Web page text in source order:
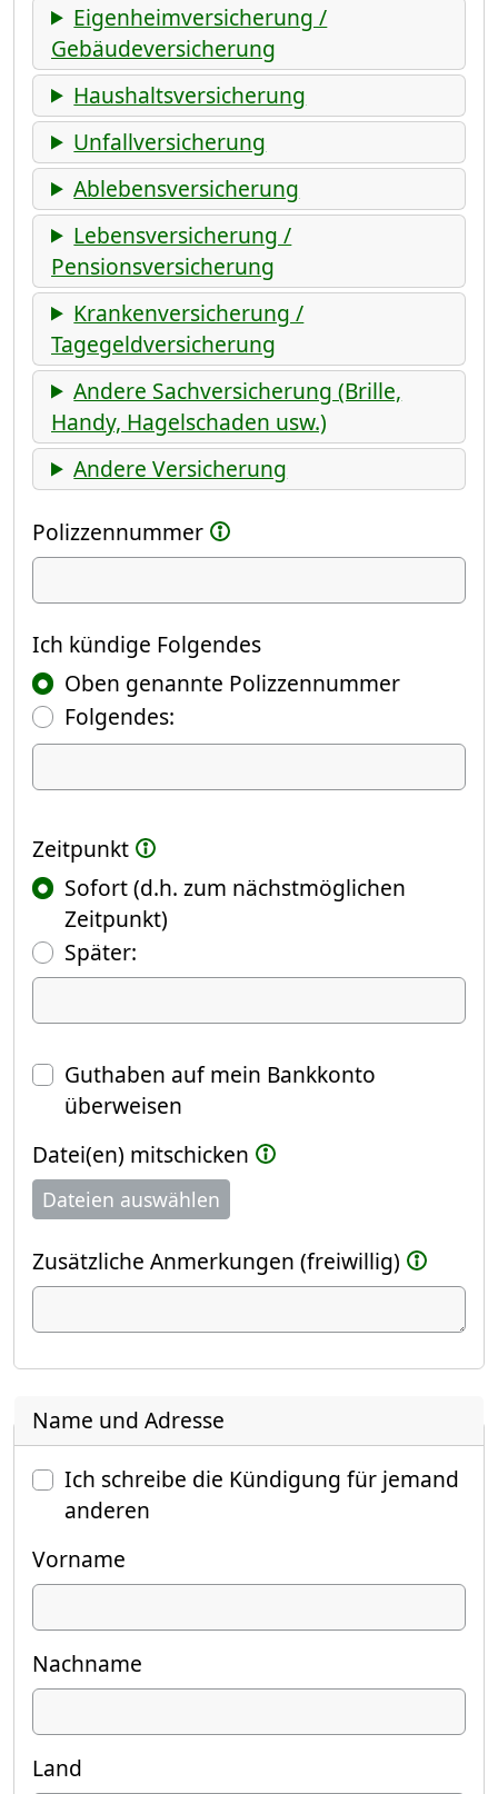
Eigenheimversicherung /
Gebäudeversicherung
Haushaltsversicherung
Unfallversicherung
Ablebensversicherung
Lebensversicherung /
Pensionsversicherung
Krankenversicherung /
Tagegeldversicherung
Andere Sachversicherung (Brille,
Handy, Hagelschaden usw.)
Andere Versicherung
Polizzennummer
Ich kündige
Ich kündige Folgendes
Oben genannte Polizzennummer
Folgendes:
Ich kündige Folgendes
Zeitpunkt
Sofort (d.h. zum nächstmöglichen
Zeitpunkt)
Später:(Fokus springt automatisch ins
Datum
Guthaben auf mein Bankkonto
überweisen
Datei(en) mitschicken
Dateien auswählen
Zusätzliche Anmerkungen (freiwillig)
Name und Adresse
Ich schreibe die Kündigung für jemand
anderen
Vorname
Nachname
Land